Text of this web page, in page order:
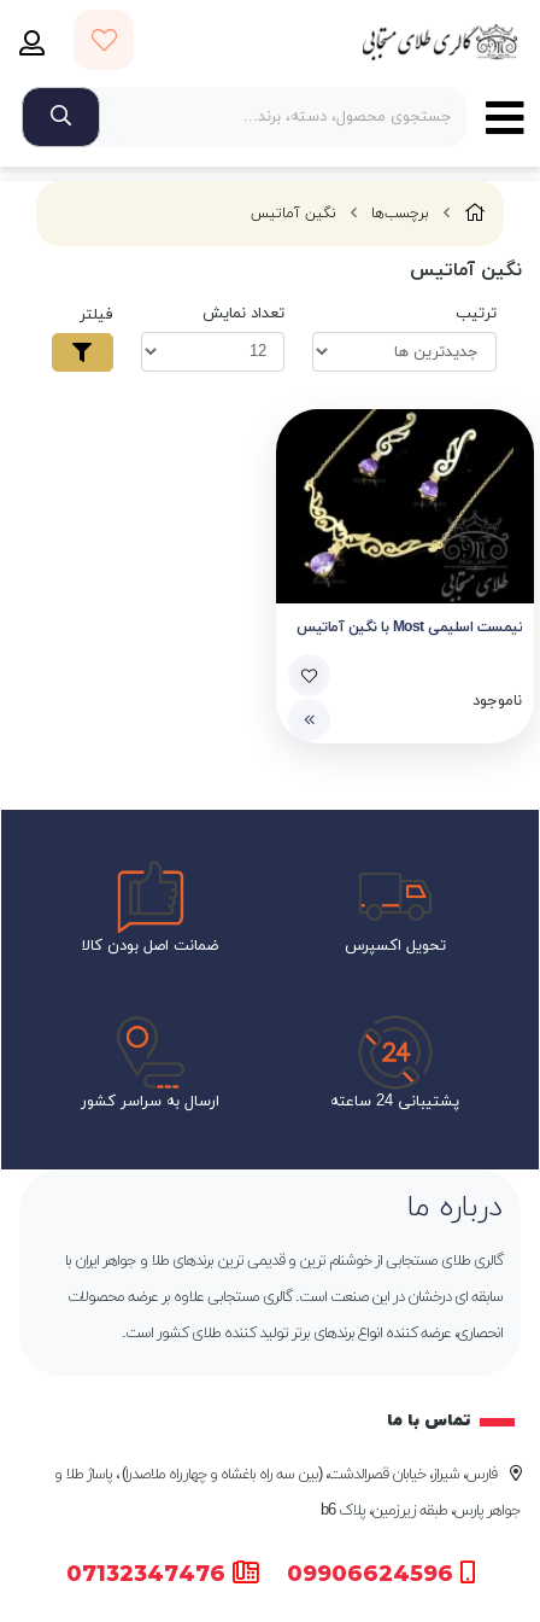
برچسب‌ها نگین آماتیس
نگین آماتیس
ترتیب تعداد نمایش فیلتر
نیمست اسلیمی Most با نگین آماتیس
ناموجود
تحویل اکسپرس ضمانت اصل بودن کالا
پشتیبانی 24 ساعته ارسال به سراسر کشور
درباره ما
گالری طلای مستجابی از خوشنام ترین و قدیمی ترین برندهای طلا و جواهر ایران با
سابقه ای درخشان در این صنعت است. گالری مستجابی علاوه بر عرضه محصولات
انحصاری، عرضه کننده انواع برندهای برتر تولید کننده طلای کشور است.
تماس با ما
فارس، شیراز، خیابان قصرالدشت، (بین سه راه باغشاه و چهارراه ملاصدرا) ، پاساژ طلا و
جواهر پارس، طبقه زیرزمین، پلاک b6